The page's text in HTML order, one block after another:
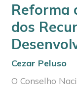
Reforma
dos
Cezar Peluso
O Conselho